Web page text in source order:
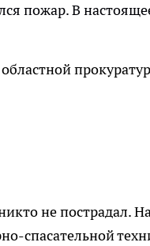
пожар. В
не пострадал.
спасательной